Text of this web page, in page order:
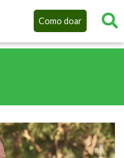
Como doar